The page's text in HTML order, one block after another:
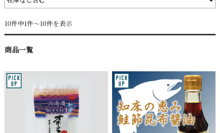
10件中1件～10件を表示
商品一覧